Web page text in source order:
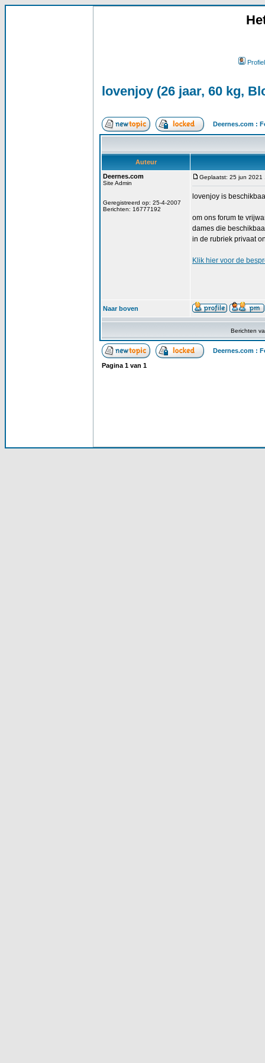
Profiel
lovenjoy (26 jaar, 60 kg,
Deernes.com :
Auteur
Deernes.com
Site Admin
Geregistreerd op: 25-4-2007
Berichten: 16777192
Geplaatst: 25 jun 2021
lovenjoy is
om ons forum te
dames die
in de rubriek privaat
Klik hier voor de
Naar boven
Berichten
Deernes.com :
Pagina 1 van 1